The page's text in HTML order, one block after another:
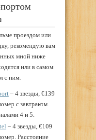
проездом или
рекомендую вам
мной ниже
или в самом
с ним.
– 4 звезды, €139
с завтраком.
4 и 5.
– 4 звезды, €109
Расстояние